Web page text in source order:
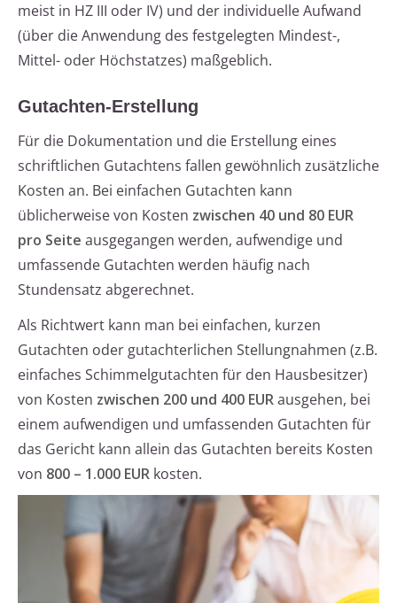
meist in HZ III oder IV) und der individuelle Aufwand
(über die Anwendung des festgelegten Mindest-,
Mittel- oder Höchstatzes) maßgeblich.
Gutachten-Erstellung
Für die Dokumentation und die Erstellung eines
schriftlichen Gutachtens fallen gewöhnlich zusätzliche
Kosten an. Bei einfachen Gutachten kann
üblicherweise von Kosten zwischen 40 und 80 EUR
pro Seite ausgegangen werden, aufwendige und
umfassende Gutachten werden häufig nach
Stundensatz abgerechnet.
Als Richtwert kann man bei einfachen, kurzen
Gutachten oder gutachterlichen Stellungnahmen (z.B.
einfaches Schimmelgutachten für den Hausbesitzer)
von Kosten zwischen 200 und 400 EURausgehen, bei
einem aufwendigen und umfassenden Gutachten für
das Gericht kann allein das Gutachten bereits Kosten
von 800 – 1.000 EUR kosten.